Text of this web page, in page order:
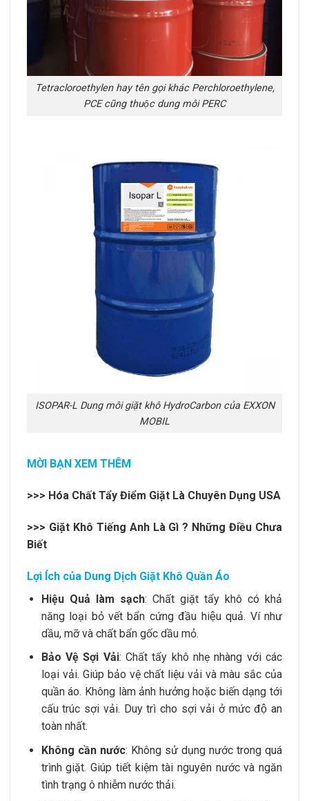
Tetracloroethylen hay tên gọi khác Perchloroethylene,
PCE cũng thuộc dung môi PERC
ISOPAR-L Dung môi giặt khô HydroCarbon của EXXON
MOBIL
MỜI BẠN XEM THÊM
>>> Hóa Chất Tẩy Điểm Giặt Là Chuyên Dụng USA
>>> Giặt Khô Tiếng Anh Là Gì ? Những Điều Chưa
Biết
Lợi Ích của Dung Dịch Giặt Khô Quần Áo
Hiệu Quả làm sạch: Chất giặt tẩy khô có khả
năng loại bỏ vết bẩn cứng đầu hiệu quả. Ví như
dầu, mỡ và chất bẩn gốc dầu mỏ.
Bảo Vệ Sợi Vải: Chất tẩy khô nhẹ nhàng với các
loại vải. Giúp bảo vệ chất liệu vải và màu sắc của
quần áo. Không làm ảnh hưởng hoặc biến dạng tới
cấu trúc sợi vải. Duy trì cho sợi vải ở mức độ an
toàn nhất.
Không cần nước: Không sử dụng nước trong quá
trình giặt. Giúp tiết kiệm tài nguyên nước và ngăn
tình trạng ô nhiễm nước thải.